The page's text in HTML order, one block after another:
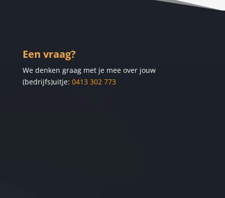
Een vraag?
We denken graag met je mee over jouw
(bedrijfs)uitje: 0413 302 773